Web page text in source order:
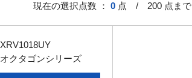
現在の選択点数 ： 0 点 / 200 点まで
XRV1018UY
オクタゴンシリーズ